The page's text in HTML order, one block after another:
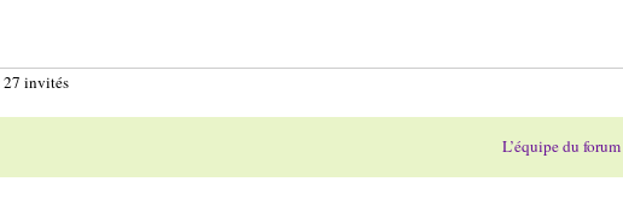
27 invités
L’équipe du forum